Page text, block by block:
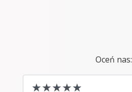
Oceń nas: